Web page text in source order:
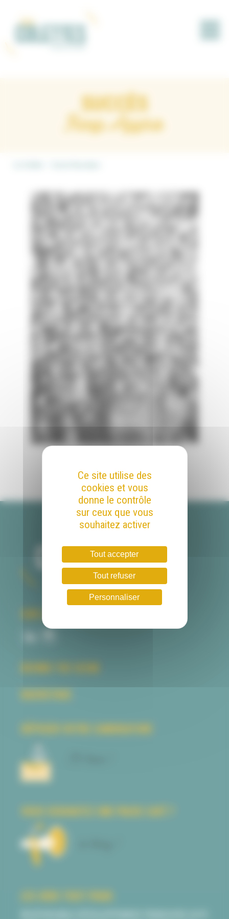
SUCCÈS
Resp Appro
Partager sur les réseaux :
BEHIND THE SCENE
BACKSTAGE
DÉPOSER VOTRE CANDIDATURE
VOUS SOUHAITEZ UNE PAUSE CAFÉ ?
LES JOBS TOUT FRAIS
Ce site utilise des
cookies et vous
donne le contrôle
sur ceux que vous
souhaitez activer
Tout accepter
Tout refuser
Personnaliser